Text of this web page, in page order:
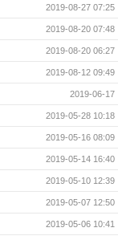
2019-08-27 07:25
2019-08-20 07:48
2019-08-20 06:27
2019-08-12 09:49
2019-06-17
2019-05-28 10:18
2019-05-16 08:09
2019-05-14 16:40
2019-05-10 12:39
2019-05-07 12:50
2019-05-06 10:41